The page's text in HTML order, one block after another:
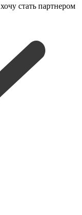
хочу стать партнером